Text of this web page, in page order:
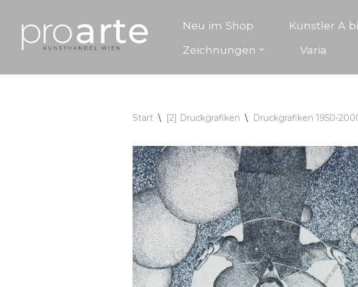
Zum
Inhalt
Neu im Shop Künstler A
Zeichnungen
Varia
Start \ [2] Druckgrafiken \ Druckgrafiken 1950-